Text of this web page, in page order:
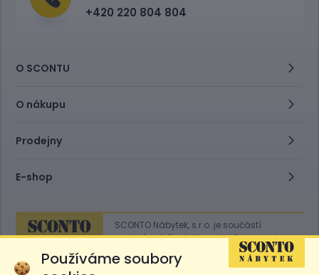
+420 220 804 804
O SCONTU
O nákupu
Prodejny
E-shop
SCONTO Nábytek, s.r.o. je součástí
mezinárodního řetězce, který provozuje
obchodní domy
Sconto.
Používáme soubory